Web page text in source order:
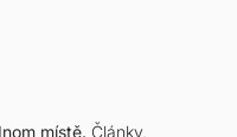
místě. Články,